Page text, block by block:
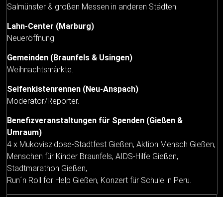
Salmünster & großen Messen in anderen Städten.
Lahn-Center (Marburg)
Neueröffnung.
Gemeinden (Braunfels & Usingen)
Weihnachtsmärkte.
Seifenkistenrennen (Neu-Anspach)
Moderator/Reporter.
Benefizveranstaltungen für Spenden (Gießen &
Umraum)
4 x Mukoviszidose-Stadtfest Gießen, Aktion Mensch Gießen,
Menschen für Kinder Braunfels, AIDS-Hilfe Gießen,
Stadtmarathon Gießen,
Run´n Roll for Help Gießen, Konzert für Schule in Peru.